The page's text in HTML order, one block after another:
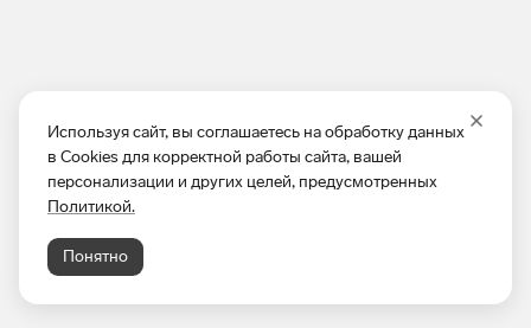
Используя сайт, вы соглашаетесь на обработку данных
в Cookies для корректной работы сайта, вашей
персонализации и других целей, предусмотренных
Политикой.
Понятно